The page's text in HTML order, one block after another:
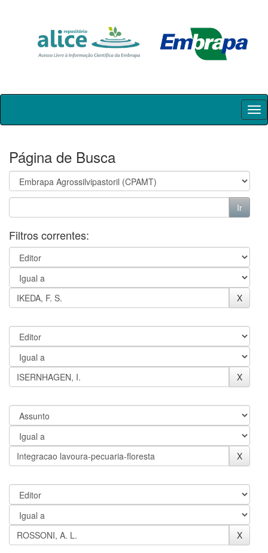
Skip
Página de Busca
Filtros correntes: